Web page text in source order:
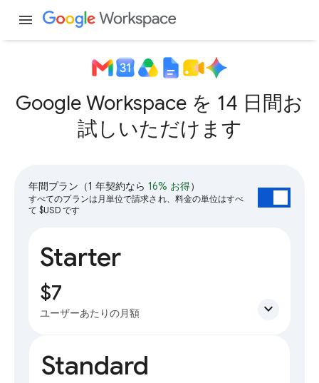
menu
Google Workspace を 14 日間お
試しいただけます
年間プラン （1 年契約なら 16% お得）
すべてのプランは月単位で請求され、料金の単位はすべ
て $USD です
Starter
$7
ユーザーあたりの月額 expand_more
Standard